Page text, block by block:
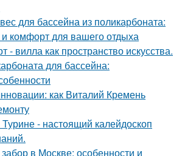
для бассейна из поликарбоната:
комфорт для вашего отдыха
- вилла как пространство искусства.
для бассейна:
как Виталий Кремень
- настоящий калейдоскоп
в Москве: особенности и